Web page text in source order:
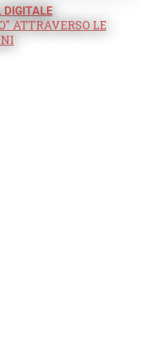
ATTRAVERSO LE